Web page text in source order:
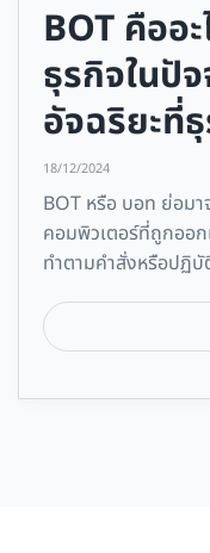
BOT คืออ
ธุรกิจในปั
อัจฉริยะที่
ได้
18/12/2024
BOT หรือ บอท ย่อม
คอมพิวเตอร์ที่ถูกออก
ทำตามคำสั่งหรือปฏิบั